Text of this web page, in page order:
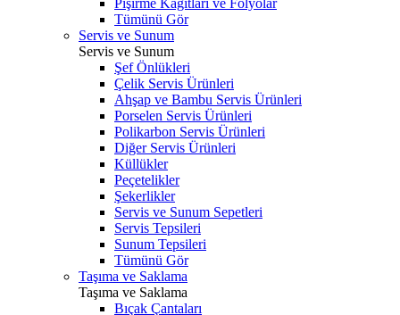
Pişirme Kağıtları ve Folyolar
Tümünü Gör
Servis ve Sunum
Servis ve Sunum
Şef Önlükleri
Çelik Servis Ürünleri
Ahşap ve Bambu Servis Ürünleri
Porselen Servis Ürünleri
Polikarbon Servis Ürünleri
Diğer Servis Ürünleri
Küllükler
Peçetelikler
Şekerlikler
Servis ve Sunum Sepetleri
Servis Tepsileri
Sunum Tepsileri
Tümünü Gör
Taşıma ve Saklama
Taşıma ve Saklama
Bıçak Çantaları